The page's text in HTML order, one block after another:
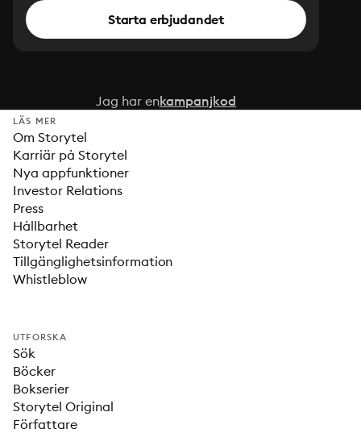
Starta erbjudandet
Jag har enkampanjkod
LÄS MER
Om Storytel
Karriär på Storytel
Nya appfunktioner
Investor Relations
Press
Hållbarhet
Storytel Reader
Tillgänglighetsinformation
Whistleblow
UTFORSKA
Sök
Böcker
Bokserier
Storytel Original
Författare